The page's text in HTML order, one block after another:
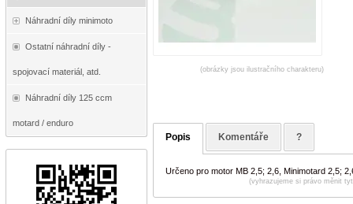
Náhradní díly minimoto
Ostatní náhradní díly -
spojovací materiál, atd.
Náhradní díly 125 ccm
motard / enduro
(obrázky jsou ilustračního charakteru)
Popis Komentáře ?
Určeno pro motor MB 2,5; 2,6, Minimotard 2,5;
(vyhrazujeme si právo měnit